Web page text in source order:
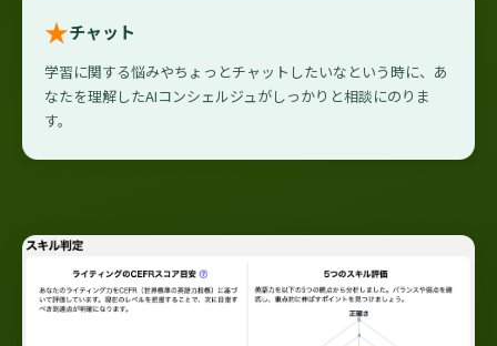
★チャット
学習に関する悩みやちょっとチャットしたいなという時に、あ
なたを理解したAIコンシェルジュがしっかりと相談にのりま
す。